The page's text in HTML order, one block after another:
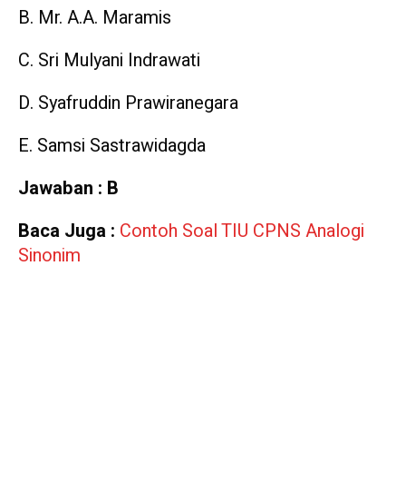
B. Mr. A.A. Maramis
C. Sri Mulyani Indrawati
D. Syafruddin Prawiranegara
E. Samsi Sastrawidagda
Jawaban : B
Baca Juga : Contoh Soal TIU CPNS Analogi
Sinonim